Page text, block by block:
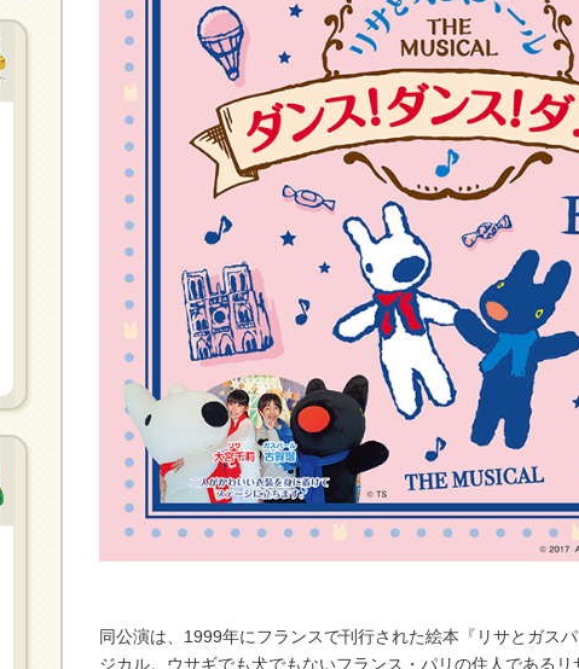
同公演は、1999年にフランスで刊行された絵本『リサとガス
ジカル。ウサギでも犬でもないフランス・パリの住人である